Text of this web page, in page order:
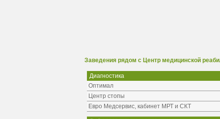
Заведения рядом с Центр медицинской
Диагностика
Оптимал
Центр стопы
Евро Медсервис, кабинет МРТ и СКТ